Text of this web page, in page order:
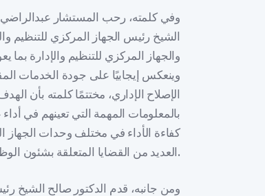
وفي كلمته، رحب المستشار عبدالراضي
الشيخ رئيس الجهاز المركزي للتنظيم
والجهاز المركزي للتنظيم والإدارة بما
وينعكس إيجابيًا على جودة الخدمات
الإصلاح الإداري، مختتمًا كلمته بأن
بالمعلومات المهمة التي تعينهم في
كفاءة الأداء في مختلف وحدات الجهاز
العديد من القضايا المتعلقة بشئون الوظيفة العامة.
ومن جانبه، قدم الدكتور صالح الشيخ